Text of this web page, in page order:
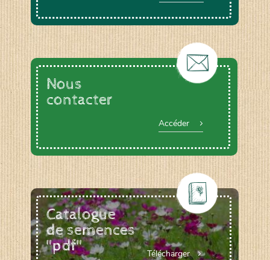
Nous
contacter
Accéder
Catalogue
de semences
"pdf"
Télécharger